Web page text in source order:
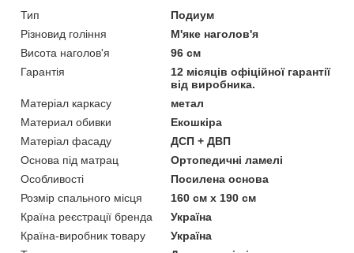
Тип
Подиум
Різновид гоління
М'яке наголов'я
Висота наголов'я
96 см
Гарантія
12 місяців офіційної гарантії
від виробника.
Матеріал каркасу
метал
Материал обивки
Екошкіра
Матеріал фасаду
ДСП + ДВП
Основа під матрац
Ортопедичні ламелі
Особливості
Посилена основа
Розмір спального місця
160 см х 190 см
Країна реєстрації бренда
Україна
Країна-виробник товару
Україна